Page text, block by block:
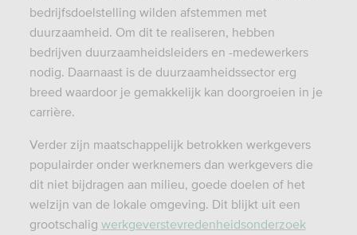
bedrijfsdoelstelling wilden afstemmen met
duurzaamheid. Om dit te realiseren, hebben
bedrijven duurzaamheidsleiders en -medewerkers
nodig. Daarnaast is de duurzaamheidssector erg
breed waardoor je gemakkelijk kan doorgroeien in je
carrière.
Verder zijn maatschappelijk betrokken werkgevers
populairder onder werknemers dan werkgevers die
dit niet bijdragen aan milieu, goede doelen of het
welzijn van de lokale omgeving. Dit blijkt uit een
grootschalig werkgeverstevredenheidsonderzoek